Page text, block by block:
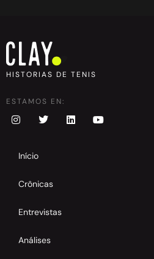
HISTORIAS DE TENIS
ESTAMOS EN:
Início
Crônicas
Entrevistas
Análises